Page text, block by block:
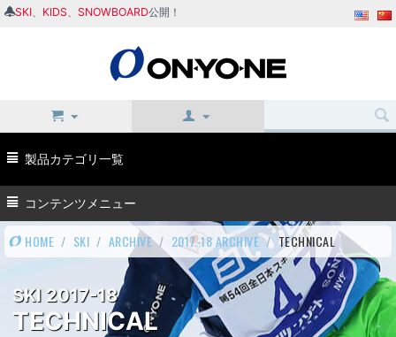
SKI KIDS SNOWBOARD公開！
製品カテゴリ一覧
コンテンツメニュー
HOME / SKI / ARCHIVE / 2017-18 ARCHIVE / TECHNICAL
SKI 2017-18
TECHNICAL